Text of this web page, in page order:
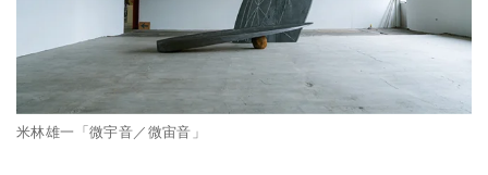
米林雄一「微宇音／微宙音」